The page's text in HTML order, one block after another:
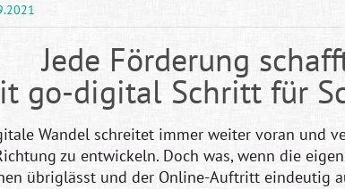
Jede Förderung
go-digital Schritt für
Wandel schreitet immer weiter voran und
zu entwickeln. Doch was, wenn die
übriglässt und der Online-Auftritt eindeutig